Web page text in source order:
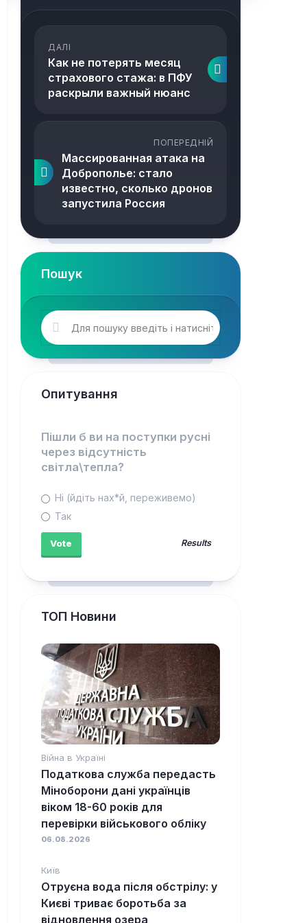
ДАЛІ
Как не потерять месяц
страхового стажа: в ПФУ
раскрыли важный нюанс
ПОПЕРЕДНІЙ
Массированная атака на
Доброполье: стало
известно, сколько дронов
запустила Россия
Пошук
Опитування
Пішли б ви на поступки русні
через відсутність
світла\тепла?
Ні (йдіть нах*й, переживемо)
Так
Results
ТОП Новини
Війна в Україні
Податкова служба передасть
Міноборони дані українців
віком 18-60 років для
перевірки військового обліку
06.08.2026
Київ
Отруєна вода після обстрілу: у
Києві триває боротьба за
відновлення озера